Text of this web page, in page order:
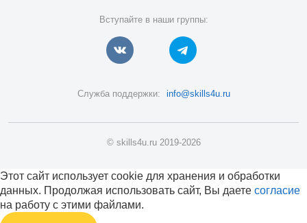
Вступайте в наши группы:
Служба поддержки: info@skills4u.ru
© skills4u.ru 2019-2026
Этот сайт использует cookie для хранения и обработки
данных. Продолжая использовать сайт, Вы даете согласие
на работу с этими файлами.